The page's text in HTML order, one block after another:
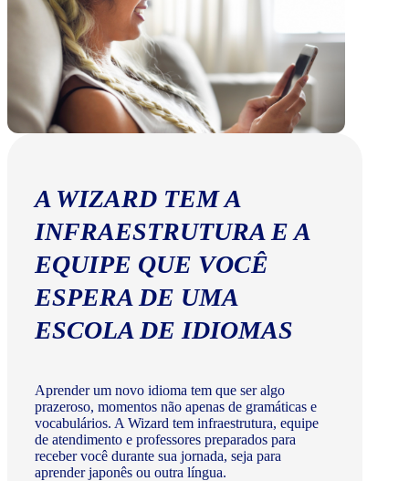
A WIZARD TEM A
INFRAESTRUTURA E A
EQUIPE QUE VOCÊ
ESPERA DE UMA
ESCOLA DE IDIOMAS
Aprender um novo idioma tem que ser algo
prazeroso, momentos não apenas de gramáticas e
vocabulários. A Wizard tem infraestrutura, equipe
de atendimento e professores preparados para
receber você durante sua jornada, seja para
aprender japonês ou outra língua.